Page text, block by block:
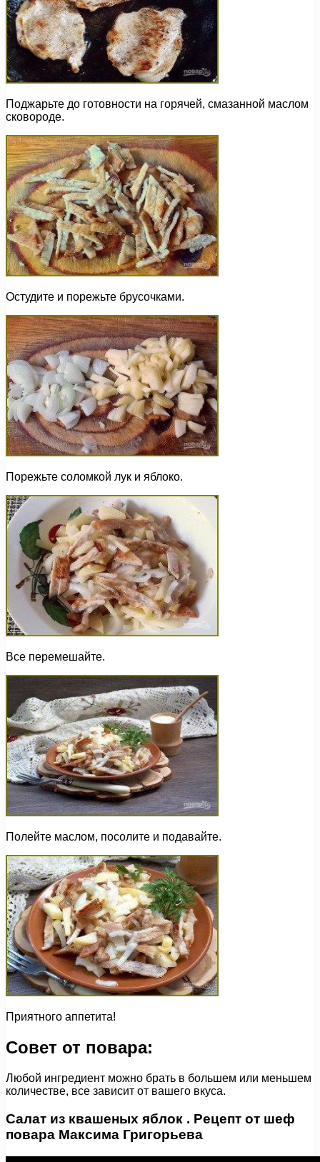
Поджарьте до готовности на горячей, смазанной маслом
сковороде.
Остудите и порежьте брусочками.
Порежьте соломкой лук и яблоко.
Все перемешайте.
Полейте маслом, посолите и подавайте.
Приятного аппетита!
Совет от повара:
Любой ингредиент можно брать в большем или меньшем
количестве, все зависит от вашего вкуса.
Салат из квашеных яблок . Рецепт от шеф
повара Максима Григорьева